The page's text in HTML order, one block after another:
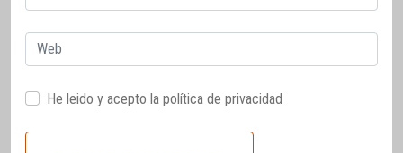
electrónico
Web
He leido y acepto la política de privacidad